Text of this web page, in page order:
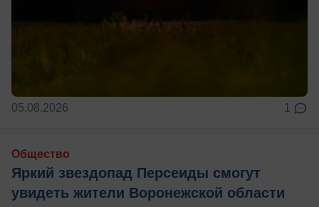
05.08.2026 1
Общество
Яркий звездопад Персеиды смогут
увидеть жители Воронежской области